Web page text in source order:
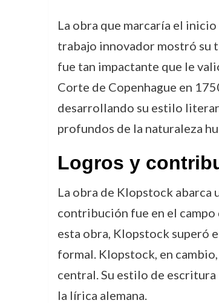
La obra que marcaría el
trabajo innovador mostró su
fue tan impactante que le
Corte de Copenhague en
desarrollando su estilo
profundos de la naturaleza
Logros y
La obra de Klopstock abarca
contribución fue en el campo
esta obra, Klopstock superó
formal. Klopstock, en
central. Su estilo de
la lírica alemana.